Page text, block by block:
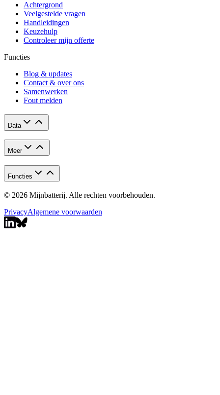
Achtergrond
Veelgestelde vragen
Handleidingen
Keuzehulp
Controleer mijn offerte
Functies
Blog & updates
Contact & over ons
Samenwerken
Fout melden
Data
Meer
Functies
© 2026 Mijnbatterij. Alle rechten voorbehouden.
PrivacyAlgemene voorwaarden